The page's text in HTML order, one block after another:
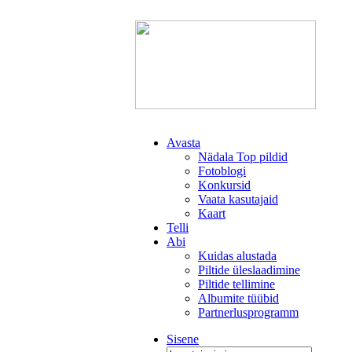
Avasta
Nädala Top pildid
Fotoblogi
Konkursid
Vaata kasutajaid
Kaart
Telli
Abi
Kuidas alustada
Piltide üleslaadimine
Piltide tellimine
Albumite tüübid
Partnerlusprogramm
Sisene